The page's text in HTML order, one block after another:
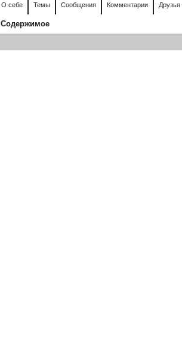
О себе Темы Сообщения Комментарии Друзья
Содержимое